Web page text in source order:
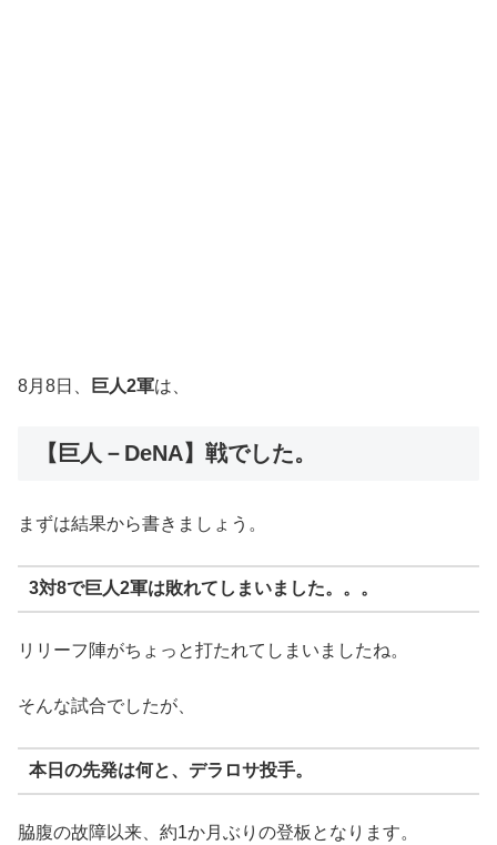
8月8日、 巨人2軍は、
【巨人－DeNA】戦でした。
まずは結果から書きましょう。
3対8で巨人2軍は敗れてしまいました。。。
リリーフ陣がちょっと打たれてしまいましたね。
そんな試合でしたが、
本日の先発は何と、 デラロサ投手。
脇腹の故障以来、約1か月ぶりの登板となります。